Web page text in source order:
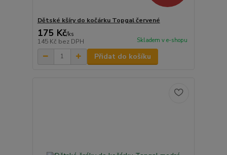
Dětské kšíry do kočárku Topgal červené
175 Kč/ks
145 Kč bez DPH Skladem v e-shopu
Přidat do košíku